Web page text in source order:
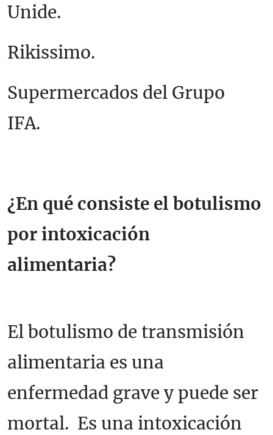
Unide.
Rikissimo.
Supermercados del Grupo
IFA.
¿En qué consiste el botulismo
por intoxicación
alimentaria?
El botulismo de transmisión
alimentaria es una
enfermedad grave y puede ser
mortal. Es una intoxicación